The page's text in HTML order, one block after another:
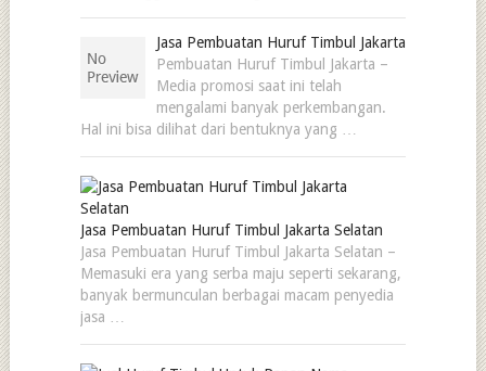
Jasa Pembuatan Huruf Timbul Jakarta
Pembuatan Huruf Timbul Jakarta –
Media promosi saat ini telah
mengalami banyak perkembangan.
Hal ini bisa dilihat dari bentuknya yang …
Jasa Pembuatan Huruf Timbul Jakarta Selatan
Jasa Pembuatan Huruf Timbul Jakarta Selatan –
Memasuki era yang serba maju seperti sekarang,
banyak bermunculan berbagai macam penyedia
jasa …